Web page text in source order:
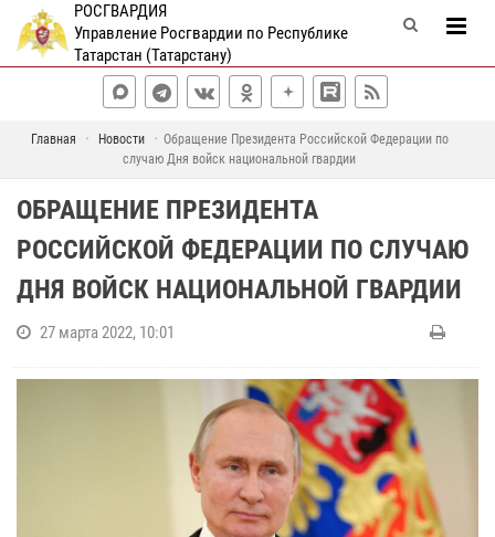
РОСГВАРДИЯ
Управление Росгвардии по Республике
Татарстан (Татарстану)
Главная Новости
Обращение Президента Российской Федерации по
случаю Дня войск национальной гвардии
ОБРАЩЕНИЕ ПРЕЗИДЕНТА
РОССИЙСКОЙ ФЕДЕРАЦИИ ПО СЛУЧАЮ
ДНЯ ВОЙСК НАЦИОНАЛЬНОЙ ГВАРДИИ
27 марта 2022, 10:01